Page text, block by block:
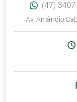
(47)
Av. Amândio